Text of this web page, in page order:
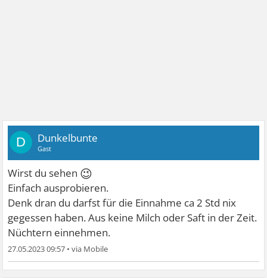
D Dunkelbunte
Gast
Wirst du sehen 😉
Einfach ausprobieren.
Denk dran du darfst für die Einnahme ca 2 Std nix
gegessen haben. Aus keine Milch oder Saft in der Zeit.
Nüchtern einnehmen.
27.05.2023 09:57 •